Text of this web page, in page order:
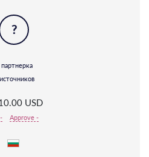
?
партнерка
USD
Approve -